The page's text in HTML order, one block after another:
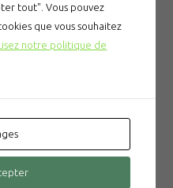
tout". Vous pouvez
que vous souhaitez
notre politique de